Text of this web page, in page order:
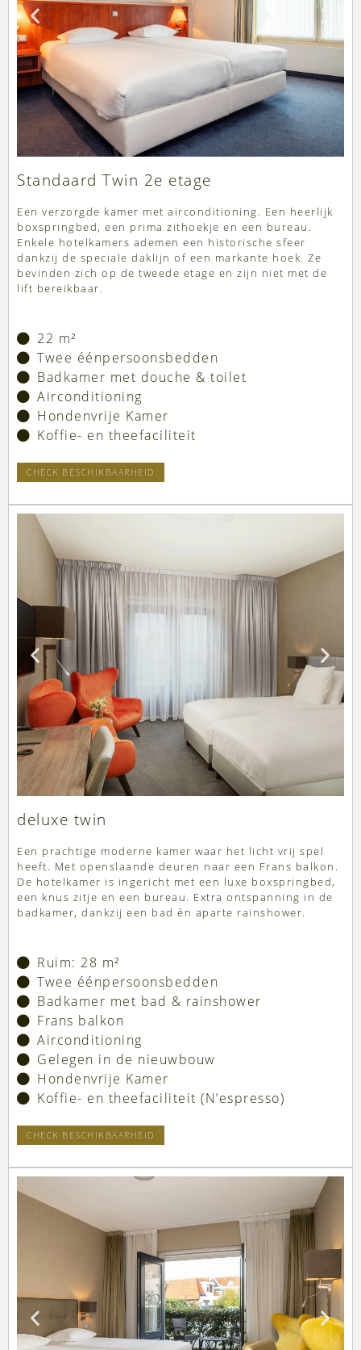
Standaard Twin 2e etage
Een verzorgde kamer met airconditioning. Een heerlijk
boxspringbed, een prima zithoekje en een bureau.
Enkele hotelkamers ademen een historische sfeer
dankzij de speciale daklijn of een markante hoek. Ze
bevinden zich op de tweede etage en zijn niet met de
lift bereikbaar.
22 m²
Twee éénpersoonsbedden
Badkamer met douche & toilet
Airconditioning
Hondenvrije Kamer
Koffie- en theefaciliteit
CHECK BESCHIKBAARHEID
deluxe twin
Een prachtige moderne kamer waar het licht vrij spel
heeft. Met openslaande deuren naar een Frans balkon.
De hotelkamer is ingericht met een luxe boxspringbed,
een knus zitje en een bureau. Extra ontspanning in de
badkamer, dankzij een bad én aparte rainshower.
Ruim: 28 m²
Twee éénpersoonsbedden
Badkamer met bad & rainshower
Frans balkon
Airconditioning
Gelegen in de nieuwbouw
Hondenvrije Kamer
Koffie- en theefaciliteit (N’espresso)
CHECK BESCHIKBAARHEID